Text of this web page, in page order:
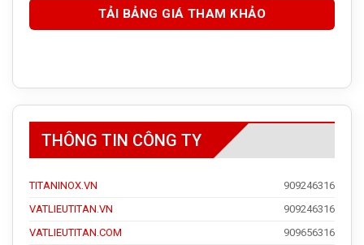
THÔNG TIN CÔNG TY
TITANINOX.VN
909246316
VATLIEUTITAN.VN
909246316
VATLIEUTITAN.COM
909656316